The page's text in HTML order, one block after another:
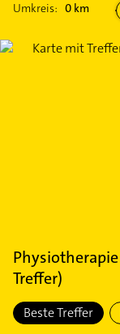
Umkreis: 0 km
Physiotherapie
Treffer)
Beste Treffer